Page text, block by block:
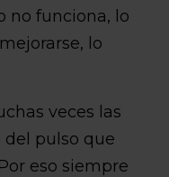
no funciona, lo
lo
veces las
pulso que
eso siempre